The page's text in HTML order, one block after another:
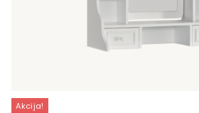
Akcija!